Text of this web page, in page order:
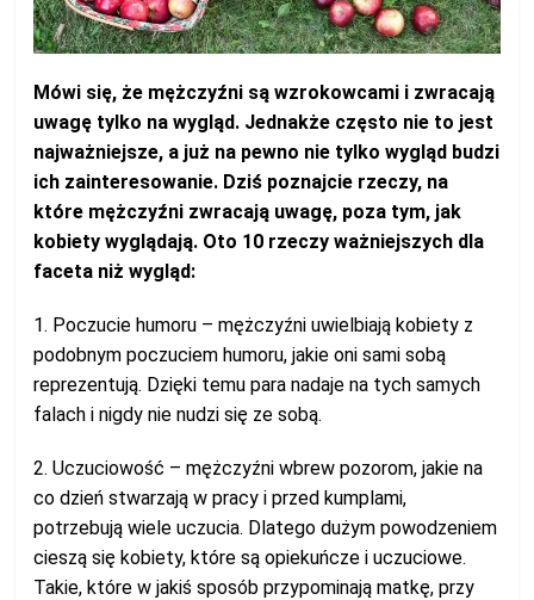
Mówi się, że mężczyźni są wzrokowcami i zwracają
uwagę tylko na wygląd. Jednakże często nie to jest
najważniejsze, a już na pewno nie tylko wygląd budzi
ich zainteresowanie. Dziś poznajcie rzeczy, na
które mężczyźni zwracają uwagę, poza tym, jak
kobiety wyglądają. Oto 10 rzeczy ważniejszych dla
faceta niż wygląd:
1. Poczucie humoru – mężczyźni uwielbiają kobiety z
podobnym poczuciem humoru, jakie oni sami sobą
reprezentują. Dzięki temu para nadaje na tych samych
falach i nigdy nie nudzi się ze sobą.
2. Uczuciowość – mężczyźni wbrew pozorom, jakie na
co dzień stwarzają w pracy i przed kumplami,
potrzebują wiele uczucia. Dlatego dużym powodzeniem
cieszą się kobiety, które są opiekuńcze i uczuciowe.
Takie, które w jakiś sposób przypominają matkę, przy